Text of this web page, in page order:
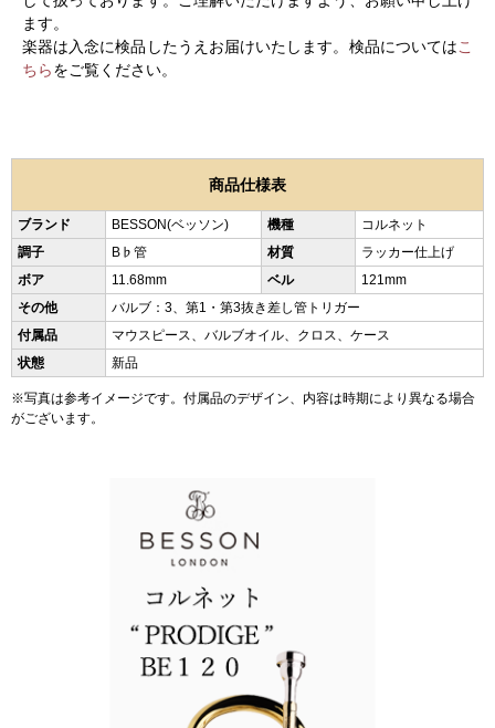
ます。
楽器は入念に検品したうえお届けいたします。検品についてはこ
ちらをご覧ください。
商品仕様表
ブランド BESSON(ベッソン) 機種
コルネット
調子
B♭管 材質
ラッカー仕上げ
ボア
11.68mm ベル
121mm
その他
バルブ：3、第1・第3抜き差し管トリガー
付属品
マウスピース、バルブオイル、クロス、ケース
状態
新品
※写真は参考イメージです。付属品のデザイン、内容は時期により異なる場合
がございます。